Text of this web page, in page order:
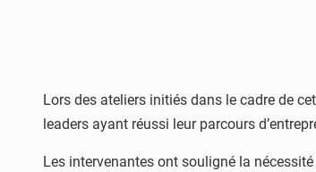
Lors des ateliers initiés dans le cadre de
leaders ayant réussi leur parcours
Les intervenantes ont souligné la